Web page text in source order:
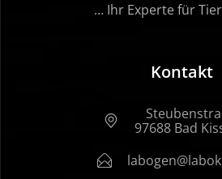
… Ihr Experte für
Kontakt
97688 Bad